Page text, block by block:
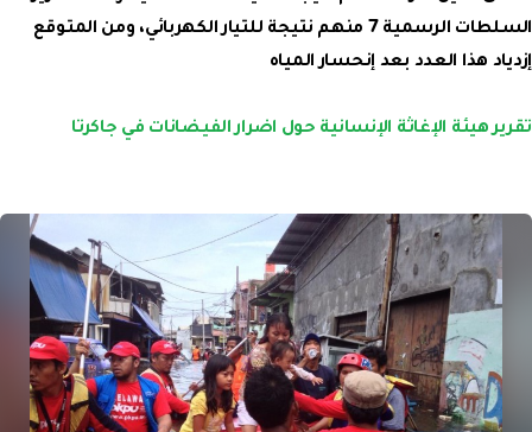
السلطات الرسمية 7 منهم نتيجة للتيار الكهربائي، ومن المتوقع
إزدياد هذا العدد بعد إنحسار المياه
تقرير هيئة الإغاثة الإنسانية حول اضرار الفيضانات في جاكرتا